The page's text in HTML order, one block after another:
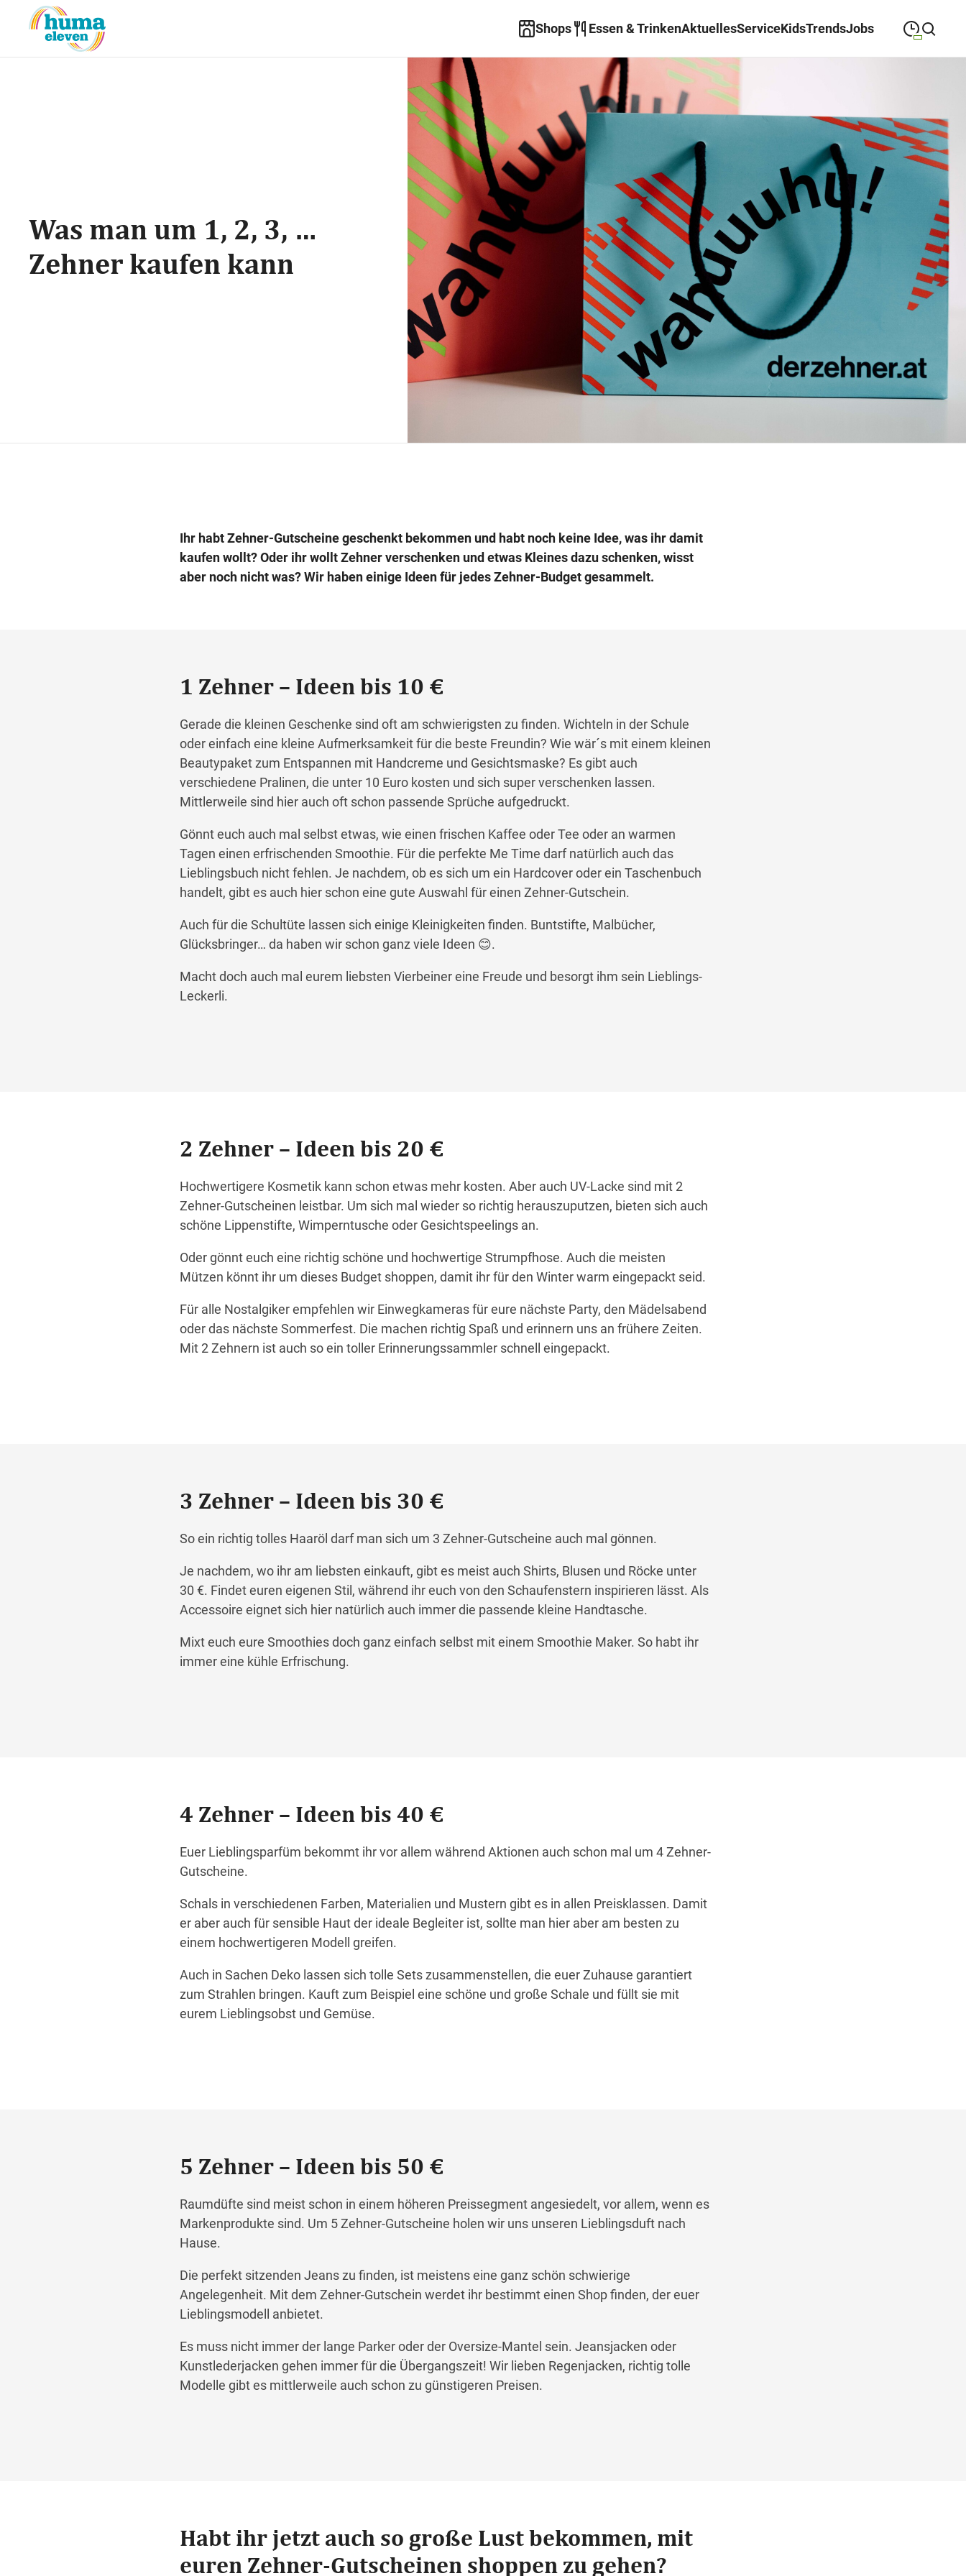
Shops Essen & TrinkenAktuellesServiceKidsTrendsJobs
Suche schließen
DIENSTAG 09:00—19:00
Mittwoch
MITTWOCH —19:00
Donnerstag
DONNERSTAG 09:00
19:00
18:00
Sonderöffnungszeiten
Wegbeschreibung
Was man um 1, 2, 3, …
Zehner kaufen kann
Ihr habt Zehner-Gutscheine geschenkt bekommen und habt noch keine Idee, was ihr damit
kaufen wollt? Oder ihr wollt Zehner verschenken und etwas Kleines dazu schenken, wisst
aber noch nicht was? Wir haben einige Ideen für jedes Zehner-Budget gesammelt.
1 Zehner – Ideen bis 10 €
Gerade die kleinen Geschenke sind oft am schwierigsten zu finden. Wichteln in der Schule
oder einfach eine kleine Aufmerksamkeit für die beste Freundin? Wie wär´s mit einem kleinen
Beautypaket zum Entspannen mit Handcreme und Gesichtsmaske? Es gibt auch
verschiedene Pralinen, die unter 10 Euro kosten und sich super verschenken lassen.
Mittlerweile sind hier auch oft schon passende Sprüche aufgedruckt.
Gönnt euch auch mal selbst etwas, wie einen frischen Kaffee oder Tee oder an warmen
Tagen einen erfrischenden Smoothie. Für die perfekte Me Time darf natürlich auch das
Lieblingsbuch nicht fehlen. Je nachdem, ob es sich um ein Hardcover oder ein Taschenbuch
handelt, gibt es auch hier schon eine gute Auswahl für einen Zehner-Gutschein.
Auch für die Schultüte lassen sich einige Kleinigkeiten finden. Buntstifte, Malbücher,
Glücksbringer… da haben wir schon ganz viele Ideen 😊.
Macht doch auch mal eurem liebsten Vierbeiner eine Freude und besorgt ihm sein Lieblings-
Leckerli.
2 Zehner – Ideen bis 20 €
Hochwertigere Kosmetik kann schon etwas mehr kosten. Aber auch UV-Lacke sind mit 2
Zehner-Gutscheinen leistbar. Um sich mal wieder so richtig herauszuputzen, bieten sich auch
schöne Lippenstifte, Wimperntusche oder Gesichtspeelings an.
Oder gönnt euch eine richtig schöne und hochwertige Strumpfhose. Auch die meisten
Mützen könnt ihr um dieses Budget shoppen, damit ihr für den Winter warm eingepackt seid.
Für alle Nostalgiker empfehlen wir Einwegkameras für eure nächste Party, den Mädelsabend
oder das nächste Sommerfest. Die machen richtig Spaß und erinnern uns an frühere Zeiten.
Mit 2 Zehnern ist auch so ein toller Erinnerungssammler schnell eingepackt.
3 Zehner – Ideen bis 30 €
So ein richtig tolles Haaröl darf man sich um 3 Zehner-Gutscheine auch mal gönnen.
Je nachdem, wo ihr am liebsten einkauft, gibt es meist auch Shirts, Blusen und Röcke unter
30 €. Findet euren eigenen Stil, während ihr euch von den Schaufenstern inspirieren lässt. Als
Accessoire eignet sich hier natürlich auch immer die passende kleine Handtasche.
Mixt euch eure Smoothies doch ganz einfach selbst mit einem Smoothie Maker. So habt ihr
immer eine kühle Erfrischung.
4 Zehner – Ideen bis 40 €
Euer Lieblingsparfüm bekommt ihr vor allem während Aktionen auch schon mal um 4 Zehner-
Gutscheine.
Schals in verschiedenen Farben, Materialien und Mustern gibt es in allen Preisklassen. Damit
er aber auch für sensible Haut der ideale Begleiter ist, sollte man hier aber am besten zu
einem hochwertigeren Modell greifen.
Auch in Sachen Deko lassen sich tolle Sets zusammenstellen, die euer Zuhause garantiert
zum Strahlen bringen. Kauft zum Beispiel eine schöne und große Schale und füllt sie mit
eurem Lieblingsobst und Gemüse.
5 Zehner – Ideen bis 50 €
Raumdüfte sind meist schon in einem höheren Preissegment angesiedelt, vor allem, wenn es
Markenprodukte sind. Um 5 Zehner-Gutscheine holen wir uns unseren Lieblingsduft nach
Hause.
Die perfekt sitzenden Jeans zu finden, ist meistens eine ganz schön schwierige
Angelegenheit. Mit dem Zehner-Gutschein werdet ihr bestimmt einen Shop finden, der euer
Lieblingsmodell anbietet.
Es muss nicht immer der lange Parker oder der Oversize-Mantel sein. Jeansjacken oder
Kunstlederjacken gehen immer für die Übergangszeit! Wir lieben Regenjacken, richtig tolle
Modelle gibt es mittlerweile auch schon zu günstigeren Preisen.
Habt ihr jetzt auch so große Lust bekommen, mit
euren Zehner-Gutscheinen shoppen zu gehen?